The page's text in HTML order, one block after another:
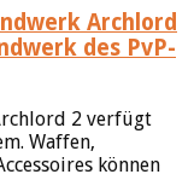
Archlord
des PvP-
2 verfügt
Waffen,
können